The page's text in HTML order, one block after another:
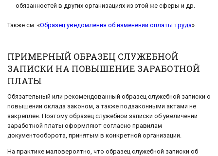
обязанностей в других организациях из этой же сферы и др.
Также см. «Образец уведомления об изменении оплаты труда».
ПРИМЕРНЫЙ ОБРАЗЕЦ СЛУЖЕБНОЙ
ЗАПИСКИ НА ПОВЫШЕНИЕ ЗАРАБОТНОЙ
ПЛАТЫ
Обязательный или рекомендованный образец служебной записки о
повышении оклада законом, а также подзаконными актами не
закреплен. Поэтому образец служебной записки об увеличении
заработной платы оформляют согласно правилам
документооборота, принятым в конкретной организации.
На практике маловероятно, что образец служебной записки об